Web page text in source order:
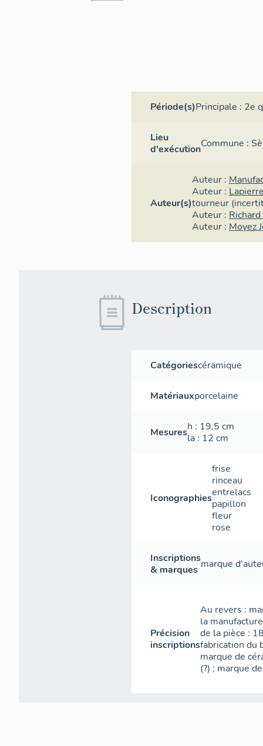
Période(s)Principale : 2e
Lieu
d'exécutionCommune :
Auteur(s)
Auteur :
Auteur :
tourneur
Auteur :
Auteur : Moyez
Description
Catégoriescéramique
Matériauxporcelaine
Mesuresh : 19,5 cm
la : 12 cm
Iconographies
frise
rinceau
entrelacs
papillon
fleur
rose
Inscriptions
& marques marque
Précision
inscriptions
Au revers :
la
de la pièce :
fabrication du
marque de
(?) ; marque